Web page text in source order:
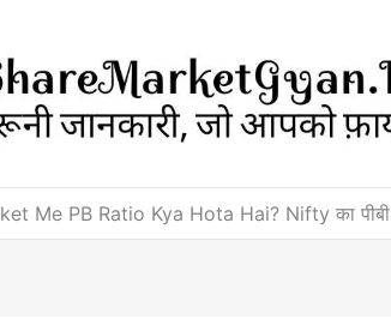
Me PB Ratio Kya Hota Hai? Nifty का